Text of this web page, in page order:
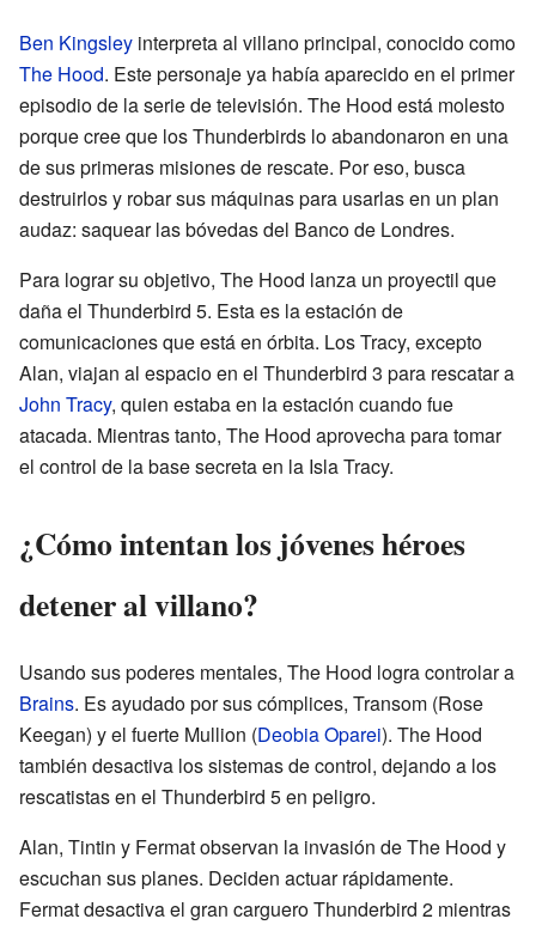
Ben Kingsley interpreta al villano principal, conocido como
The Hood. Este personaje ya había aparecido en el primer
episodio de la serie de televisión. The Hood está molesto
porque cree que los Thunderbirds lo abandonaron en una
de sus primeras misiones de rescate. Por eso, busca
destruirlos y robar sus máquinas para usarlas en un plan
audaz: saquear las bóvedas del Banco de Londres.
Para lograr su objetivo, The Hood lanza un proyectil que
daña el Thunderbird 5. Esta es la estación de
comunicaciones que está en órbita. Los Tracy, excepto
Alan, viajan al espacio en el Thunderbird 3 para rescatar a
John Tracy, quien estaba en la estación cuando fue
atacada. Mientras tanto, The Hood aprovecha para tomar
el control de la base secreta en la Isla Tracy.
¿Cómo intentan los jóvenes héroes
detener al villano?
Usando sus poderes mentales, The Hood logra controlar a
Brains. Es ayudado por sus cómplices, Transom (Rose
Keegan) y el fuerte Mullion (Deobia Oparei). The Hood
también desactiva los sistemas de control, dejando a los
rescatistas en el Thunderbird 5 en peligro.
Alan, Tintin y Fermat observan la invasión de The Hood y
escuchan sus planes. Deciden actuar rápidamente.
Fermat desactiva el gran carguero Thunderbird 2 mientras